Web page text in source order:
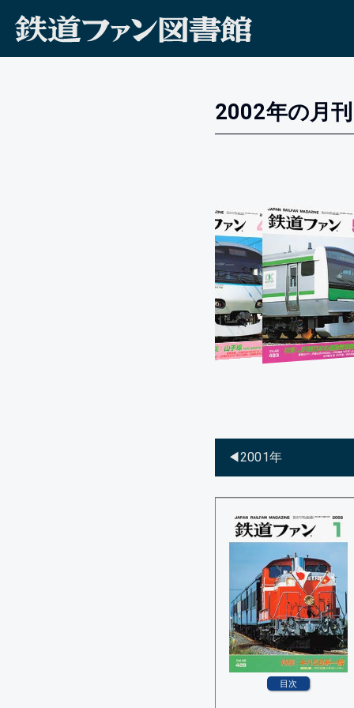
2002年の月
◀︎2001年
目次